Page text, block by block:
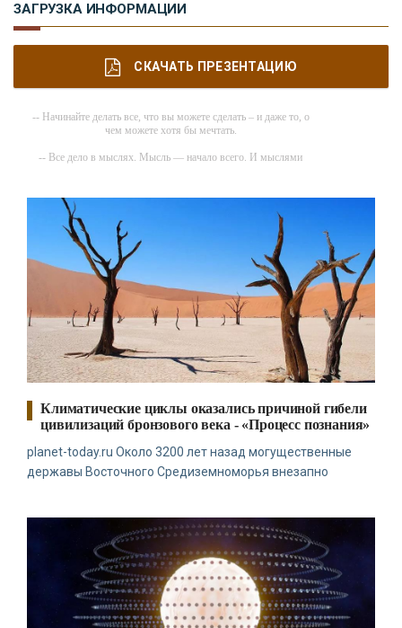
ЗАГРУЗКА ИНФОРМАЦИИ
СКАЧАТЬ ПРЕЗЕНТАЦИЮ
-- Начинайте делать все, что вы можете сделать – и даже то, о
чем можете хотя бы мечтать.
-- Все дело в мыслях. Мысль — начало всего. И мыслями
-- Идите уверенно по направлению к мечте. Живите той жизнью,
которую вы сами себе придумали.
-- Самое большое богатство — это ум. Самая большая нищета —
глупость. Из всех страхов самый пугающий — самолюбование.
-- Лучшее, что можно сделать с хорошим советом, это
пропустить его мимо ушей. Он никогда не бывает полезен
никому, кроме того, кто его дал.
-- Люблю давать советы и очень не люблю, когда их дают мне.
Климатические циклы оказались причиной гибели
цивилизаций бронзового века - «Процесс познания»
planet-today.ru Около 3200 лет назад могущественные
державы Восточного Средиземноморья внезапно